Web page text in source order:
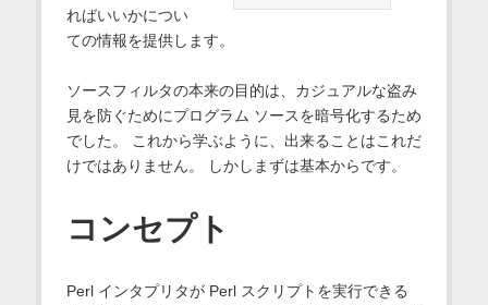
ればいいかについ
ての情報を提供します。
ソースフィルタの本来の目的は、カジュアルな盗み
見を防ぐためにプログラム ソースを暗号化するため
でした。 これから学ぶように、出来ることはこれだ
けではありません。 しかしまずは基本からです。
コンセプト
Perl インタプリタが Perl スクリプトを実行できる